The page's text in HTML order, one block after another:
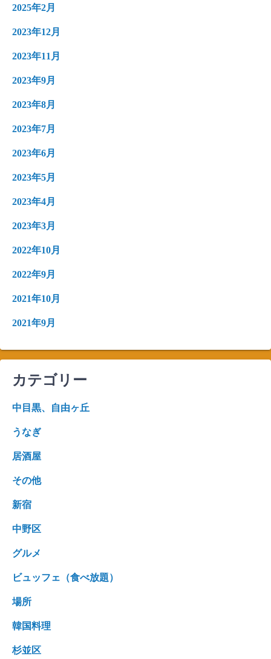
2025年2月
2023年12月
2023年11月
2023年9月
2023年8月
2023年7月
2023年6月
2023年5月
2023年4月
2023年3月
2022年10月
2022年9月
2021年10月
2021年9月
カテゴリー
中目黒、自由ヶ丘
うなぎ
居酒屋
その他
新宿
中野区
グルメ
ビュッフェ（食べ放題）
場所
韓国料理
杉並区